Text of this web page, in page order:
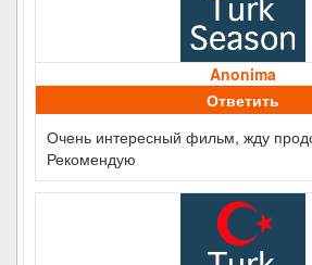
Anonima
Ответить
Очень интересный фильм, жду
Рекомендую